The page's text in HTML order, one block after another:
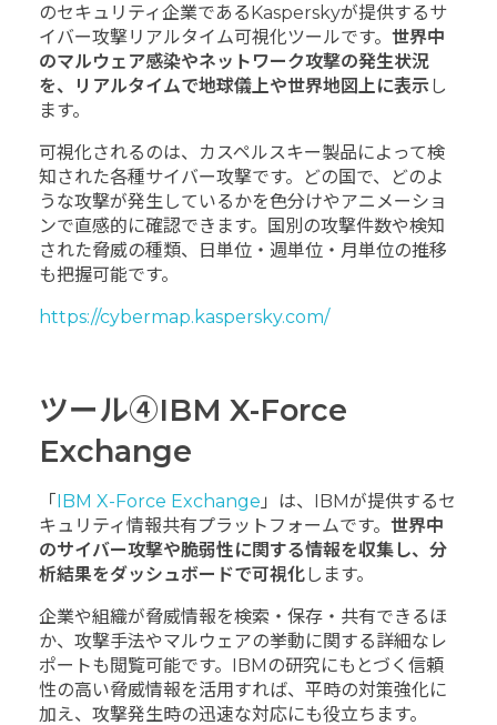
のセキュリティ企業であるKasperskyが提供するサ
イバー攻撃リアルタイム可視化ツールです。 世界中
のマルウェア感染やネットワーク攻撃の発生状況
を、リアルタイムで地球儀上や世界地図上に表示 し
ます。
可視化されるのは、カスペルスキー製品によって検
知された各種サイバー攻撃です。どの国で、どのよ
うな攻撃が発生しているかを色分けやアニメーショ
ンで直感的に確認できます。国別の攻撃件数や検知
された脅威の種類、日単位・週単位・月単位の推移
も把握可能です。
https://cybermap.kaspersky.com/
ツール④IBM X-Force
Exchange
「IBM X-Force Exchange 」は、IBMが提供するセ
キュリティ情報共有プラットフォームです。 世界中
のサイバー攻撃や脆弱性に関する情報を収集し、分
析結果をダッシュボードで可視化 します。
企業や組織が脅威情報を検索・保存・共有できるほ
か、攻撃手法やマルウェアの挙動に関する詳細なレ
ポートも閲覧可能です。IBMの研究にもとづく信頼
性の高い脅威情報を活用すれば、平時の対策強化に
加え、攻撃発生時の迅速な対応にも役立ちます。